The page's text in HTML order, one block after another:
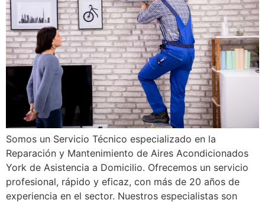
Somos un Servicio Técnico especializado en la
Reparación y Mantenimiento de Aires Acondicionados
York de Asistencia a Domicilio. Ofrecemos un servicio
profesional, rápido y eficaz, con más de 20 años de
experiencia en el sector. Nuestros especialistas son